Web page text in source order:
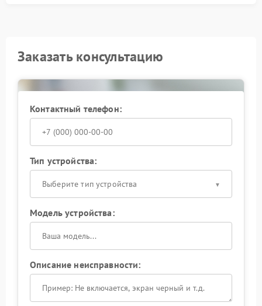
Заказать консультацию
Контактный телефон:
Тип устройства:
Выберите тип устройства
Модель устройства:
Описание неисправности: